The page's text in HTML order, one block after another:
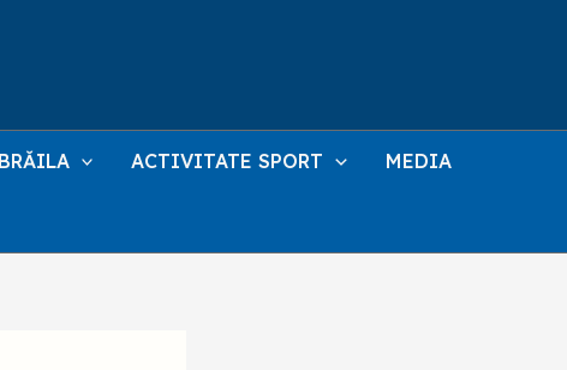
ACTIVITATE SPORT
MEDIA